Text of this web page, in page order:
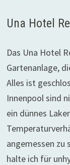
Una Hotel
Das Una Hotel
Gartenanlage,
Alles ist
Innenpool sind
ein dünnes
angemessen zu
halte ich für